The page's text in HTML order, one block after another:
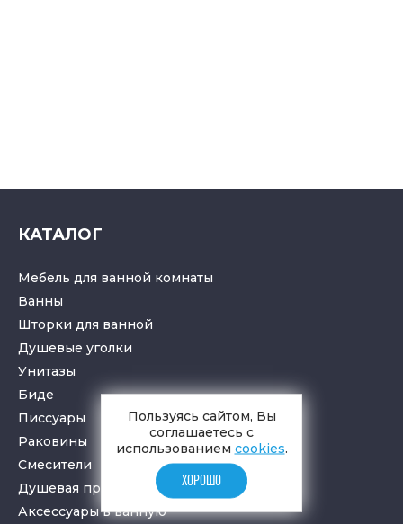
КАТАЛОГ
Мебель для ванной комнаты
Ванны
Шторки для ванной
Душевые уголки
Унитазы
Биде
Писсуары
Раковины
Смесители
Душевая программа
Аксессуары в ванную
Пользуясь сайтом, Вы
соглашаетесь с
использованием cookies.
ХОРОШО